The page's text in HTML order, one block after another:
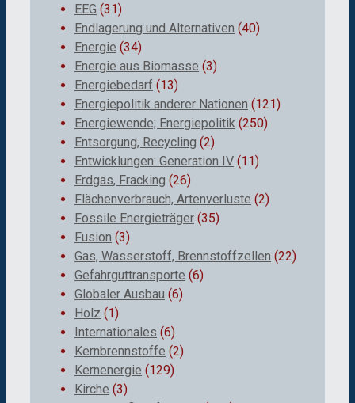
EEG (31)
Endlagerung und Alternativen (40)
Energie (34)
Energie aus Biomasse (3)
Energiebedarf (13)
Energiepolitik anderer Nationen (121)
Energiewende; Energiepolitik (250)
Entsorgung, Recycling (2)
Entwicklungen: Generation IV (11)
Erdgas, Fracking (26)
Flächenverbrauch, Artenverluste (2)
Fossile Energieträger (35)
Fusion (3)
Gas, Wasserstoff, Brennstoffzellen (22)
Gefahrguttransporte (6)
Globaler Ausbau (6)
Holz (1)
Internationales (6)
Kernbrennstoffe (2)
Kernenergie (129)
Kirche (3)